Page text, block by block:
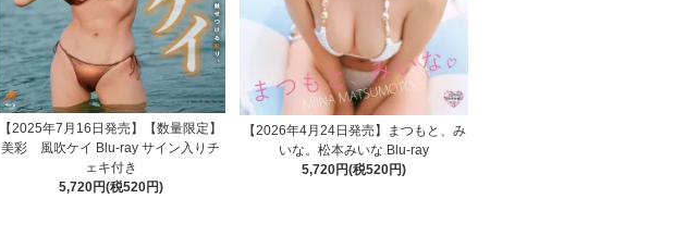
【2025年7月16日発売】【数量限定】
美彩 風吹ケイ Blu-ray サイン入りチ
ェキ付き
5,720円(税520円)
【2026年4月24日発売】まつもと、み
いな。松本みいな Blu-ray
5,720円(税520円)